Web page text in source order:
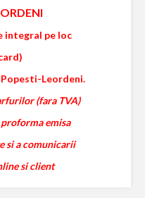
integral pe loc
Leordeni.
(fara TVA)
emisa
si a comunicarii
si client